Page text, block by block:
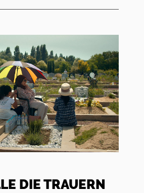
DIE TRAUERN